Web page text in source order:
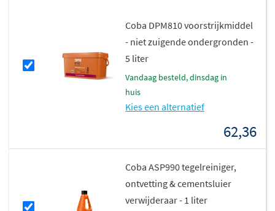
Coba DPM810 voorstrijkmiddel
- niet zuigende ondergronden -
5 liter
vandaag besteld, dinsdag in
huis
Kies een alternatief
62,36
Coba ASP990 tegelreiniger,
ontvetting & cementsluier
verwijderaar - 1 liter